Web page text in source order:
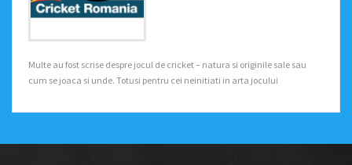
Multe au fost scrise despre jocul de cricket – natura si originile sale sau
cum se joaca si unde. Totusi pentru cei neinitiati in arta jocului